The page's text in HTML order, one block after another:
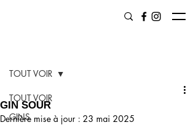
TOUT VOIR
GINS
TOUT VOIR
GIN SOUR
Dernière mise à jour : 23 mai 2025